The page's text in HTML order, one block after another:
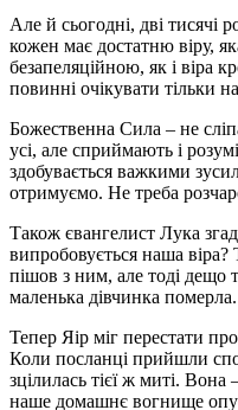
Але й сьогодні, дві тисячі
кожен має достатню віру,
безапеляційною, як і віра
повинні очікувати тільки
Божественна Сила – не
усі, але сприймають і
здобувається важкими
отримуємо. Не треба
Також євангелист Лука
випробовується наша
пішов з ним, але тоді дещо
маленька дівчинка померла.
Тепер Яір міг перестати
Коли посланці прийшли
зцілилась тієї ж миті.
наше домашнє вогнище